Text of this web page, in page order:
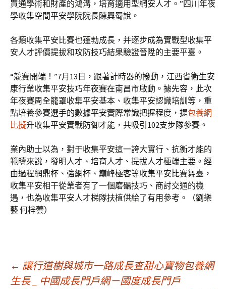
買通學術和財產的鴻溝，培育適用型網安人才。”四川年夜
學收集空間平安學院院長陳興蜀說。
各類收集平安比賽也蓬勃成長，并逐步成為實戰型收集平
安人才評價提拔和攻防技巧結果驗證晉陞的主要平臺。
“競賽開端！”7月13日，跟著計時器的撥動，江西省衛生安
康行業收集平安技巧年夜賽在南昌市啟動。據先容，此次
年夜賽周全籠罩收集平安基本、收集平安認識培訓等，重
點培養參賽選手的數據平安實際常識把握程度，提包養網
比擬升收集平安實戰防御才能，共吸引102支步隊參賽。
業內助士以為，對于收集平安這一誇大實行、抗衡才能的
範疇來說，發明人才、培育人才、提拔人才極端主要。經
由過程網鼎杯、強網杯、巔峰極客等收集平安比賽舞臺，
收集平安相干從業者有了一個磨礪技巧、商討交通的機
遇，也為收集平安人才梯隊扶植供給了有用參考。（劉樂
藝 何梓蕓）
文
← 讓行道樹與城市一路成長查甜心寶物包養網
生長 _ 中國成長門戶網－國度成長門戶